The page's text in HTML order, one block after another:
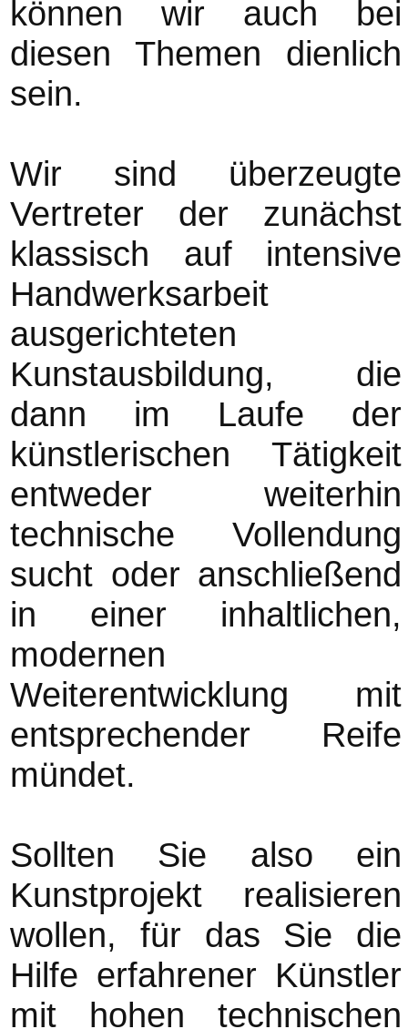
können wir auch bei
diesen Themen dienlich
sein.
Wir sind überzeugte
Vertreter der zunächst
klassisch auf intensive
Handwerksarbeit
ausgerichteten
Kunstausbildung, die
dann im Laufe der
künstlerischen Tätigkeit
entweder weiterhin
technische Vollendung
sucht oder anschließend
in einer inhaltlichen,
modernen
Weiterentwicklung mit
entsprechender Reife
mündet.
Sollten Sie also ein
Kunstprojekt realisieren
wollen, für das Sie die
Hilfe erfahrener Künstler
mit hohen technischen